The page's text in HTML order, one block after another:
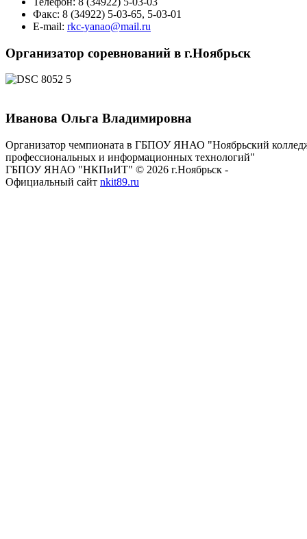
Факс: 8 (34922) 5-03-65, 5-03-01
E-mail: rkc-yanao@mail.ru
Организатор соревнований в г.Ноябрьск
Иванова Ольга Владимировна
Организатор чемпионата в ГБПОУ ЯНАО "Ноябрьский
профессиональных и информационных технологий"
ГБПОУ ЯНАО "НКПиИТ" © 2026 г.Ноябрьск -
Официальный сайт nkit89.ru